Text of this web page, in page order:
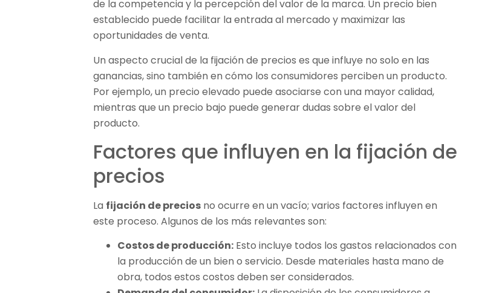
de la competencia y la percepción del valor de la marca. Un precio bien
establecido puede facilitar la entrada al mercado y maximizar las
oportunidades de venta.
Un aspecto crucial de la fijación de precios es que influye no solo en las
ganancias, sino también en cómo los consumidores perciben un producto.
Por ejemplo, un precio elevado puede asociarse con una mayor calidad,
mientras que un precio bajo puede generar dudas sobre el valor del
producto.
Factores que influyen en la fijación de
precios
La fijación de precios no ocurre en un vacío; varios factores influyen en
este proceso. Algunos de los más relevantes son:
Costos de producción: Esto incluye todos los gastos relacionados con
la producción de un bien o servicio. Desde materiales hasta mano de
obra, todos estos costos deben ser considerados.